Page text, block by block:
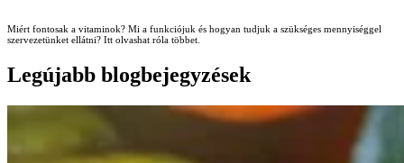
Miért fontosak a vitaminok? Mi a funkciójuk és hogyan tudjuk a szükséges mennyiséggel
szervezetünket ellátni? Itt olvashat róla többet.
Legújabb blogbejegyzések